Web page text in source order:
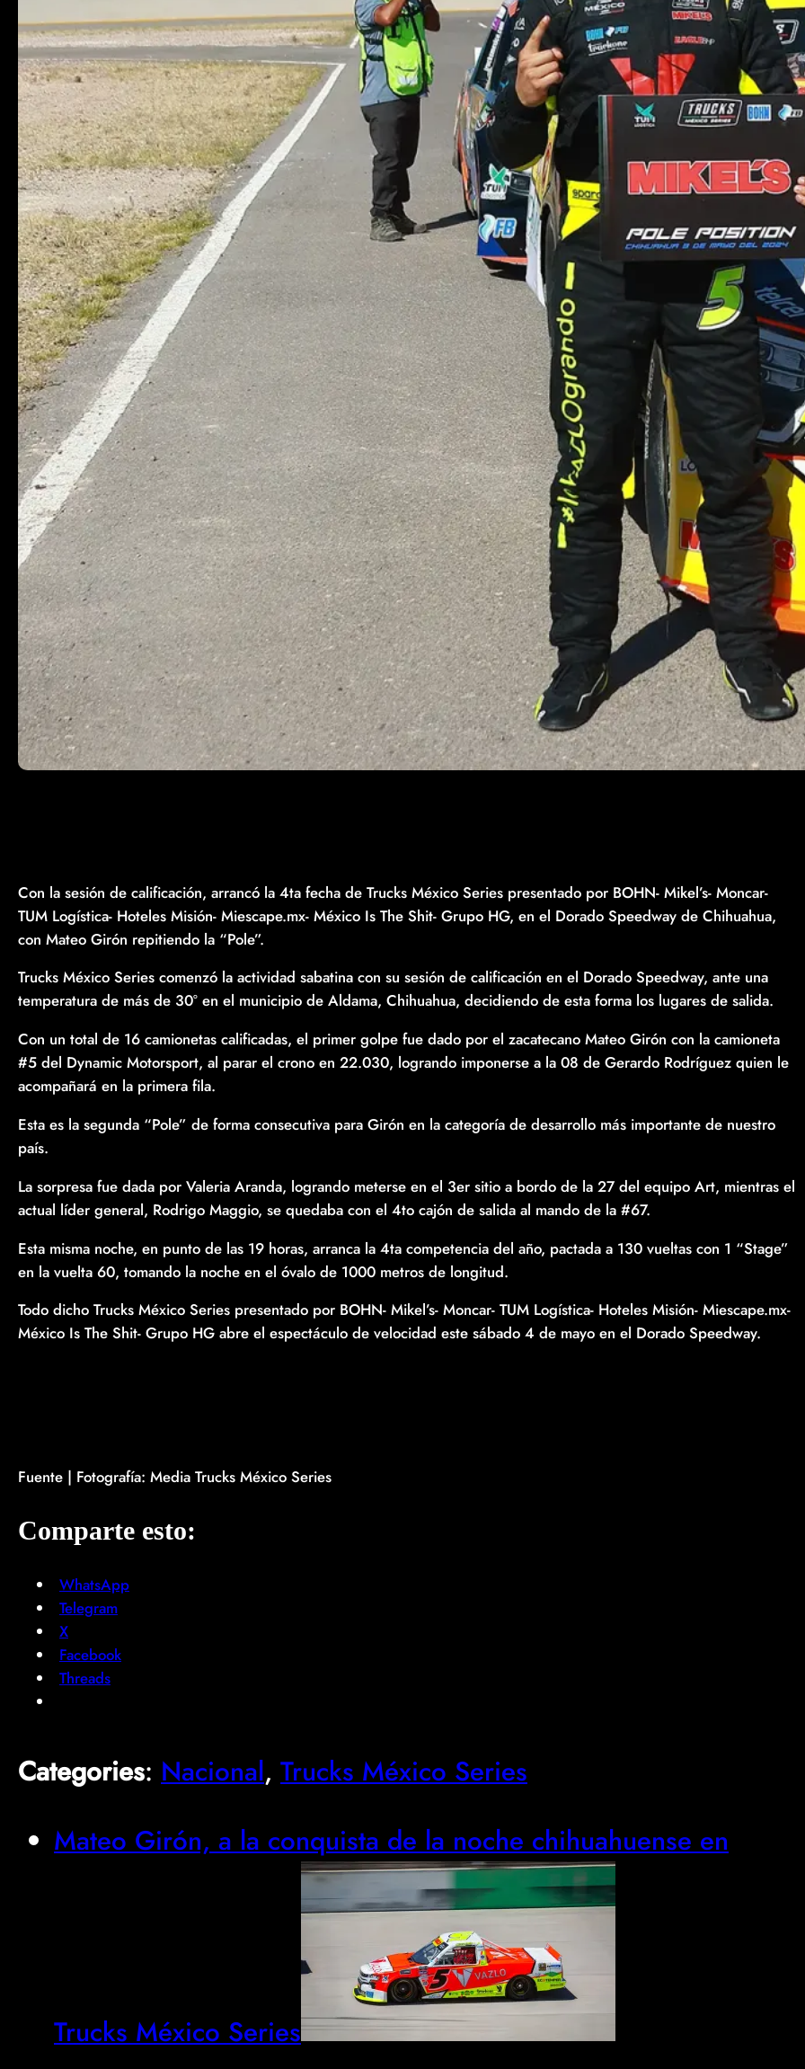
Con la sesión de calificación, arrancó la 4ta fecha de Trucks México Series presentado por BOHN- Mikel’s- Moncar-
TUM Logística- Hoteles Misión- Miescape.mx- México Is The Shit- Grupo HG, en el Dorado Speedway de Chihuahua,
con Mateo Girón repitiendo la “Pole”.
Trucks México Series comenzó la actividad sabatina con su sesión de calificación en el Dorado Speedway, ante una
temperatura de más de 30° en el municipio de Aldama, Chihuahua, decidiendo de esta forma los lugares de salida.
Con un total de 16 camionetas calificadas, el primer golpe fue dado por el zacatecano Mateo Girón con la camioneta
#5 del Dynamic Motorsport, al parar el crono en 22.030, logrando imponerse a la 08 de Gerardo Rodríguez quien le
acompañará en la primera fila.
Esta es la segunda “Pole” de forma consecutiva para Girón en la categoría de desarrollo más importante de nuestro
país.
La sorpresa fue dada por Valeria Aranda, logrando meterse en el 3er sitio a bordo de la 27 del equipo Art, mientras el
actual líder general, Rodrigo Maggio, se quedaba con el 4to cajón de salida al mando de la #67.
Esta misma noche, en punto de las 19 horas, arranca la 4ta competencia del año, pactada a 130 vueltas con 1 “Stage”
en la vuelta 60, tomando la noche en el óvalo de 1000 metros de longitud.
Todo dicho Trucks México Series presentado por BOHN- Mikel’s- Moncar- TUM Logística- Hoteles Misión- Miescape.mx-
México Is The Shit- Grupo HG abre el espectáculo de velocidad este sábado 4 de mayo en el Dorado Speedway.
Fuente | Fotografía: Media Trucks México Series
Comparte esto:
WhatsApp
Telegram
X
Facebook
Threads
Categories: Nacional, Trucks México Series
Mateo Girón, a la conquista de la noche chihuahuense en
Trucks México Series